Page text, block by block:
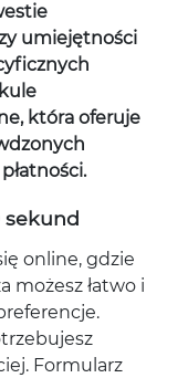
umiejętności
która oferuje
sekund
online, gdzie
możesz łatwo i
Formularz